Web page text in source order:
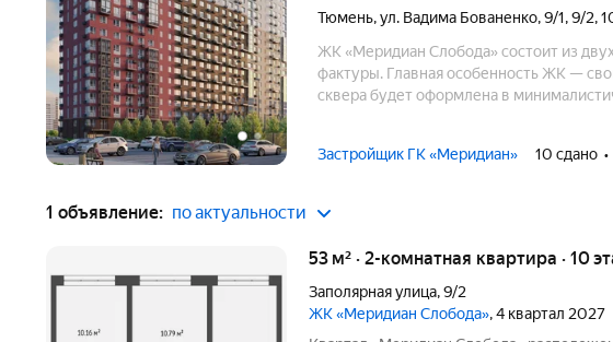
Тюмень,ул. Вадима Бованенко,9/1,9/2,
ЖК «Меридиан Слобода» состоит из
фактуры. Главная особенность ЖК —
сквера будет оформлена в
Застройщик ГК «Меридиан»
10 сдано
1 объявление: по актуальности
53 м² · 2-комнатная квартира · 10
Заполярная улица,9/2
ЖК «Меридиан Слобода», 4 квартал 2027